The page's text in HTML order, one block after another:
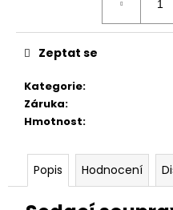
Kategorie:
Záruka:
Hmotnost:
Zeptat se
Popis Hodnocení
u
e
m
e
STOLIČKA
PODNOŽKA
HOKR